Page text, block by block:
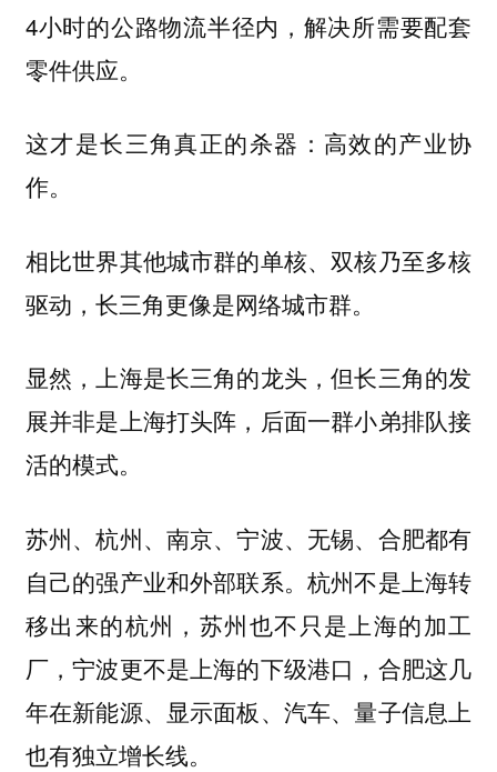
4小时的公路物流半径内，解决所需要配套
零件供应。
这才是长三角真正的杀器：高效的产业协
作。
相比世界其他城市群的单核、双核乃至多核
驱动，长三角更像是网络城市群。
显然，上海是长三角的龙头，但长三角的发
展并非是上海打头阵，后面一群小弟排队接
活的模式。
苏州、杭州、南京、宁波、无锡、合肥都有
自己的强产业和外部联系。杭州不是上海转
移出来的杭州，苏州也不只是上海的加工
厂，宁波更不是上海的下级港口，合肥这几
年在新能源、显示面板、汽车、量子信息上
也有独立增长线。